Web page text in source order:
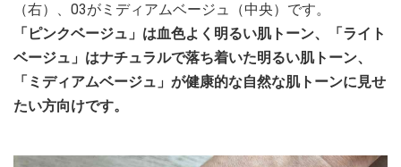
（右）、03がミディアムベージュ（中央）です。
「ピンクベージュ」は血色よく明るい肌トーン、「ライト
ベージュ」はナチュラルで落ち着いた明るい肌トーン、
「ミディアムベージュ」が健康的な自然な肌トーンに見せ
たい方向けです。